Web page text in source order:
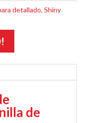
detallado, Shiny
de